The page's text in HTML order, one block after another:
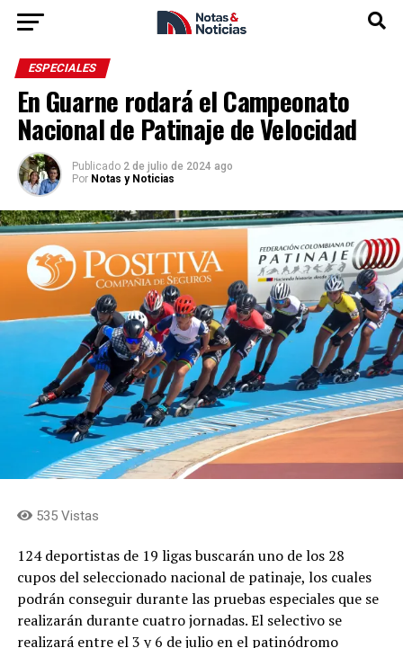
ESPECIALES
En Guarne rodará el Campeonato
Nacional de Patinaje de Velocidad
Publicado 2 de julio de 2024 ago
Por Notas y Noticias
535 Vistas
124 deportistas de 19 ligas buscarán uno de los 28
cupos del seleccionado nacional de patinaje, los cuales
podrán conseguir durante las pruebas especiales que se
realizarán durante cuatro jornadas. El selectivo se
realizará entre el 3 y 6 de julio en el patinódromo